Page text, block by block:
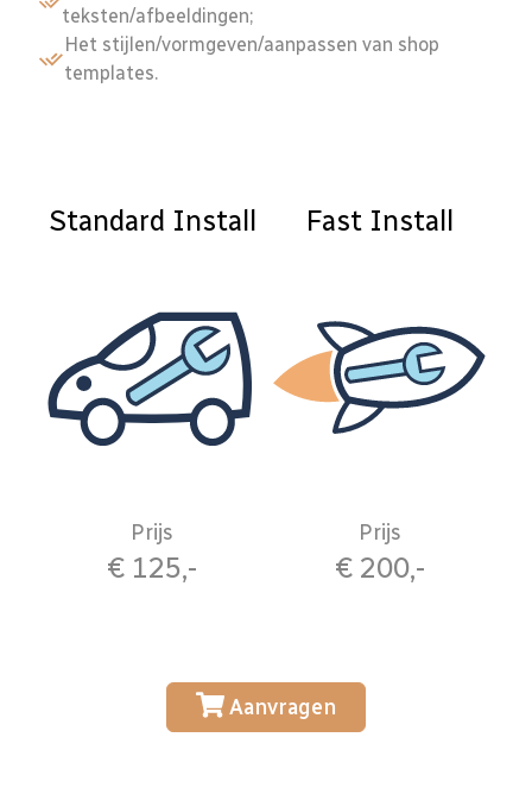
teksten/afbeeldingen;
Het stijlen/vormgeven/aanpassen van shop
templates.
Standard Install
Prijs
€ 125,-
Fast Install
Prijs
€ 200,-
Aanvragen